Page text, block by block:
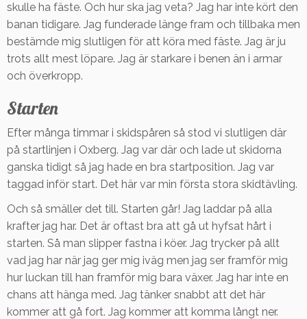
skulle ha fäste. Och hur ska jag veta? Jag har inte kört den
banan tidigare. Jag funderade länge fram och tillbaka men
bestämde mig slutligen för att köra med fäste. Jag är ju
trots allt mest löpare. Jag är starkare i benen än i armar
och överkropp.
Starten
Efter många timmar i skidspåren så stod vi slutligen där
på startlinjen i Oxberg. Jag var där och lade ut skidorna
ganska tidigt så jag hade en bra startposition. Jag var
taggad inför start. Det här var min första stora skidtävling.
Och så smäller det till. Starten går! Jag laddar på alla
krafter jag har. Det är oftast bra att gå ut hyfsat hårt i
starten. Så man slipper fastna i köer. Jag trycker på allt
vad jag har när jag ger mig iväg men jag ser framför mig
hur luckan till han framför mig bara växer. Jag har inte en
chans att hänga med. Jag tänker snabbt att det här
kommer att gå fort. Jag kommer att komma långt ner.